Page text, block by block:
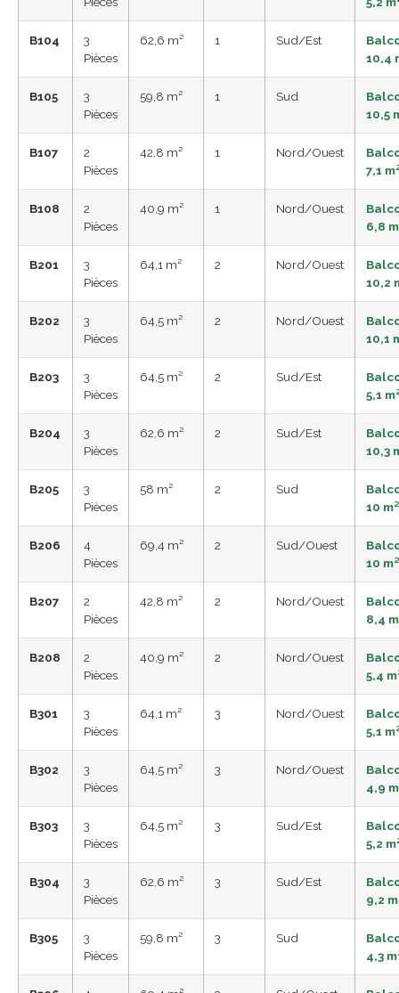
B104
3
Pièces
62,6 m² 1 Sud/Est
10,4
B105
3
Pièces
59,8 m² 1 Sud
10,5
B107
2
Pièces
42,8 m² 1 Nord/Ouest
7,1
B108
2
Pièces
40,9 m² 1 Nord/Ouest
6,8
B201
3
Pièces
64,1 m² 2 Nord/Ouest
10,2
B202
3
Pièces
64,5 m² 2 Nord/Ouest
10,1
B203
3
Pièces
64,5 m² 2 Sud/Est
5,1
B204
3
Pièces
62,6 m² 2 Sud/Est
10,3
B205
3
Pièces
58 m² 2 Sud
10 m²
B206
4
Pièces
69,4 m² 2 Sud/Ouest
10 m²
B207
2
Pièces
42,8 m² 2 Nord/Ouest
8,4
B208
2
Pièces
40,9 m² 2 Nord/Ouest
5,4
B301
3
Pièces
64,1 m² 3 Nord/Ouest
5,1
B302
3
Pièces
64,5 m² 3 Nord/Ouest
4,9
B303
3
Pièces
64,5 m² 3 Sud/Est
5,2
B304
3
Pièces
62,6 m² 3 Sud/Est
9,2
B305
3
Pièces
59,8 m² 3 Sud
4,3